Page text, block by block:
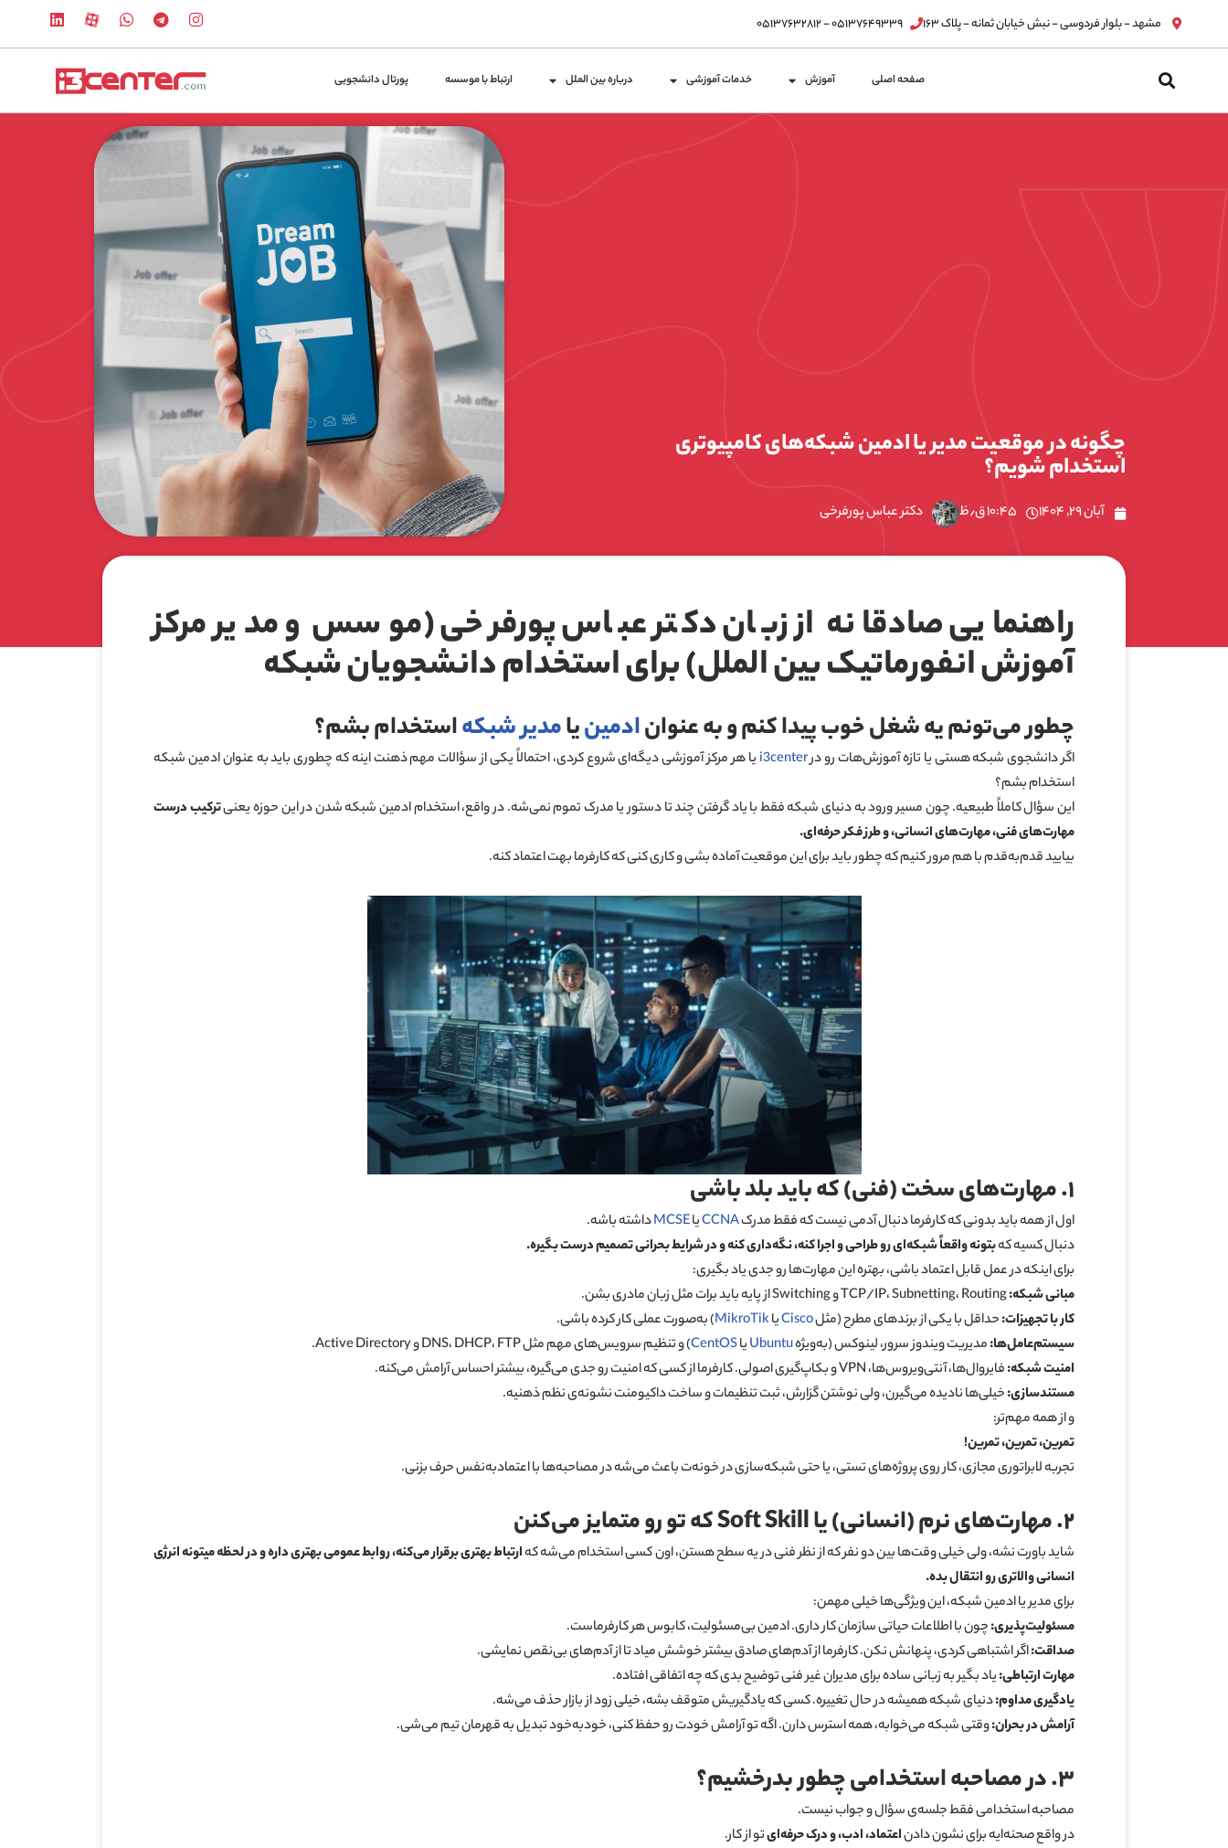
پرش
مشهد - بلوار فردوسی - نبش خیابان ثمانه - پلاک ۱۶۳ ۰۵۱۳۷۶۴۹۳۳۹ - ۰۵۱۳۷۶۳۲۸۱۲
صفحه اصلی آموزش خدمات آموزشی درباره بین الملل ارتباط با موسسه پورتال دانشجویی
چگونه در موقعیت مدیر یا ادمین شبکه‌های کامپیوتری
استخدام شویم؟
آبان ۲۹, ۱۴۰۴ ۱۰:۴۵ ق٫ظ دکتر عباس پورفرخی
راهنمایی صادقانه از زبان دکتر عباس پورفرخی (موسس و مدیر مرکز
آموزش انفورماتیک بین الملل) برای استخدام دانشجویان شبکه
چطور می‌تونم یه شغل خوب پیدا کنم و به عنوانادمینیامدیر شبکهاستخدام بشم؟
اگر دانشجوی شبکه هستی یا تازه آموزش‌هات رو درi3centerیا هر مرکز آموزشی دیگه‌ای شروع کردی، احتمالاً یکی از سؤالات مهم ذهنت اینه که چطوری باید به عنوان ادمین شبکه
استخدام بشم؟
این سؤال کاملاً طبیعیه. چون مسیر ورود به دنیای شبکه فقط با یاد گرفتن چند تا دستور یا مدرک تموم نمی‌شه. در واقع، استخدام ادمین شبکه شدن در این حوزه یعنیترکیب درست
مهارت‌های فنی، مهارت‌های انسانی، و طرز فکر حرفه‌ای.
بیایید قدم‌به‌قدم با هم مرور کنیم که چطور باید برای این موقعیت آماده بشی و کاری کنی که کارفرما بهت اعتماد کنه.
۱.مهارت‌های سخت (فنی) که باید بلد باشی
اول از همه باید بدونی که کارفرما دنبال آدمی نیست که فقط مدرکCCNAیاMCSEداشته باشه.
دنبال کسیه کهبتونه واقعاً شبکه‌ای رو طراحی و اجرا کنه، نگه‌داری کنه و در شرایط بحرانی تصمیم درست بگیره.
برای اینکه در عمل قابل اعتماد باشی، بهتره این مهارت‌ها رو جدی یاد بگیری:
مبانی شبکه:
کار با تجهیزات:حداقل با یکی از برندهای مطرح (مثلCiscoیاMikroTik) به‌صورت عملی کار کرده باشی.
سیستم‌عامل‌ها:مدیریت ویندوز سرور، لینوکس (به‌ویژهUbuntuیاCentOS) و تنظیم سرویس‌های مهم مثل DNS، DHCP، FTP و Active Directory.
امنیت شبکه:فایروال‌ها، آنتی‌ویروس‌ها، VPN و بکاپ‌گیری اصولی. کارفرما از کسی که امنیت رو جدی می‌گیره، بیشتر احساس آرامش می‌کنه.
مستندسازی:خیلی‌ها نادیده می‌گیرن، ولی نوشتن گزارش، ثبت تنظیمات و ساخت داکیومنت نشونه‌ی نظم ذهنیه.
و از همه مهم‌تر:
تمرین، تمرین، تمرین!
تجربه لابراتوری مجازی، کار روی پروژه‌های تستی، یا حتی شبکه‌سازی در خونه‌ت باعث می‌شه در مصاحبه‌ها با اعتمادبه‌نفس حرف بزنی.
۲. مهارت‌های نرم (انسانی) یا Soft Skill که تو رو متمایز می‌کنن
شاید باورت نشه، ولی خیلی وقت‌ها بین دو نفر که از نظر فنی در یه سطح هستن، اون کسی استخدام می‌شه کهارتباط بهتری برقرار می‌کنه، روابط عمومی بهتری داره و در لحظه میتونه انرژی
انسانی والاتری رو انتقال بده.
برای مدیر یا ادمین شبکه، این ویژگی‌ها خیلی مهمن:
مسئولیت‌پذیری:چون با اطلاعات حیاتی سازمان کار داری. ادمین بی‌مسئولیت، کابوس هر کارفرماست.
صداقت:اگر اشتباهی کردی، پنهانش نکن. کارفرما از آدم‌های صادق بیشتر خوشش میاد تا از آدم‌های بی‌نقص نمایشی.
مهارت ارتباطی:یاد بگیر به زبانی ساده برای مدیران غیر فنی توضیح بدی که چه اتفاقی افتاده.
یادگیری مداوم:دنیای شبکه همیشه در حال تغییره. کسی که یادگیریش متوقف بشه، خیلی زود از بازار حذف می‌شه.
آرامش در بحران:وقتی شبکه می‌خوابه، همه استرس دارن. اگه تو آرامش خودت رو حفظ کنی، خودبه‌خود تبدیل به قهرمان تیم می‌شی.
۳.در مصاحبه استخدامی چطور بدرخشیم؟
مصاحبه‌ استخدامی فقط جلسه‌ی سؤال و جواب نیست.
در واقع صحنه‌ایه برای نشون دادناعتماد، ادب، و درک حرفه‌ایتو از کار.